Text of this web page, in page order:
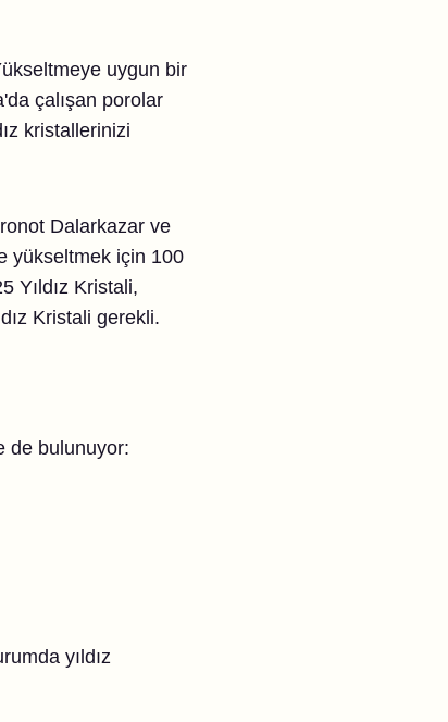
uygun bir
çalışan porolar
kristallerinizi
Dalarkazar ve
yükseltmek için 100
Yıldız Kristali,
Kristali gerekli.
de bulunuyor:
yıldız